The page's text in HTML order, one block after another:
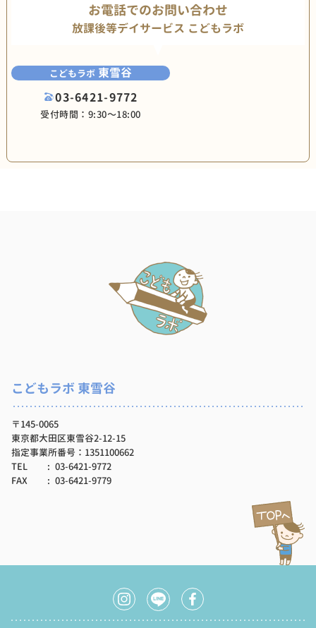
お電話でのお問い合わせ
放課後等デイサービス こどもラボ
こどもラボ 東雪谷
03-6421-9772
受付時間：9:30〜18:00
こどもラボ 東雪谷
〒145-0065
東京都大田区東雪谷2-12-15
指定事業所番号：1351100662
TEL
03-6421-9772
FAX
03-6421-9779